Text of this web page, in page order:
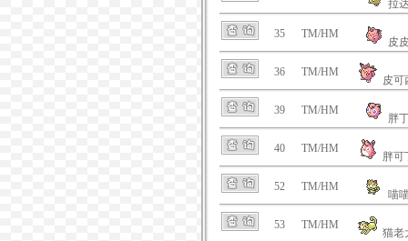
拉
35 TM/HM
皮
36 TM/HM
皮可
39 TM/HM
胖
40 TM/HM
胖可
52 TM/HM
喵
53 TM/HM
猫老